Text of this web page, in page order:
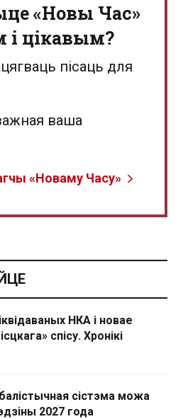
«Новы Час»
цікавым?
пісаць для
ваша
«Новаму Часу»
НКА і новае
спісу. Хронікі
сістэма можа
2027 года